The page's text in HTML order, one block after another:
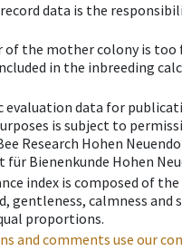
data is the
of the mother colony is too
in the inbreeding
evaluation data for
is subject to
Research Hohen
Bienenkunde Hohen
index is composed of
gentleness, calmness and
proportions.
and comments use our